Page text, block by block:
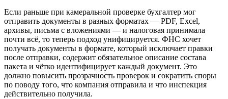
Если раньше при камеральной проверке бухгалтер мог
отправить документы в разных форматах — PDF, Excel,
архивы, письма с вложениями — и налоговая принимала
почти всё, то теперь подход унифицируется. ФНС хочет
получать документы в формате, который исключает правки
после отправки, содержит обязательное описание состава
пакета и чётко идентифицирует каждый документ. Это
должно повысить прозрачность проверок и сократить споры
по поводу того, что компания отправила и что инспекция
действительно получила.